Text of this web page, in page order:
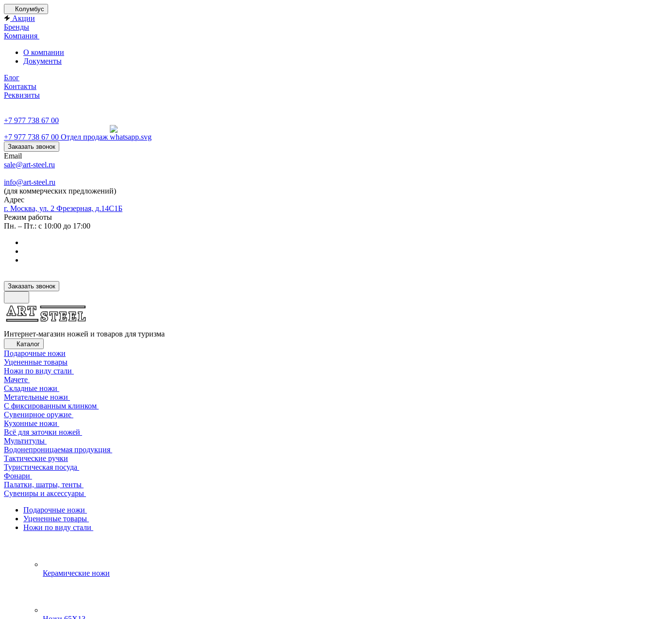
Колумбус
Акции
Бренды
Компания
О компании
Документы
Блог
Контакты
Реквизиты
+7 977 738 67 00
+7 977 738 67 00 Отдел продаж
Заказать звонок
Email
sale@art-steel.ru
info@art-steel.ru
(для коммерческих предложений)
Адрес
г. Москва, ул. 2 Фрезерная, д.14С1Б
Режим работы
Пн. – Пт.: с 10:00 до 17:00
Заказать звонок
Интернет-магазин ножей и товаров для туризма
Каталог
Подарочные ножи
Уцененные товары
Ножи по виду стали
Мачете
Складные ножи
Метательные ножи
С фиксированным клинком
Сувенирное оружие
Кухонные ножи
Всё для заточки ножей
Мультитулы
Водонепроницаемая продукция
Тактические ручки
Туристическая посуда
Фонари
Палатки, шатры, тенты
Сувениры и аксессуары
Подарочные ножи
Уцененные товары
Ножи по виду стали
Керамические ножи